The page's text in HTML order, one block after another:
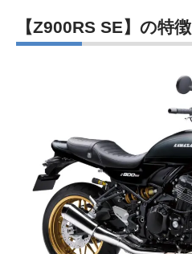
【Z900RS SE】の特徴